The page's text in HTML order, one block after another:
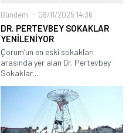
Gündem 08/11/2025 14:36
DR. PERTEVBEY SOKAKLAR
YENİLENİYOR
Çorum’un en eski sokakları
arasında yer alan Dr. Pertevbey
Sokaklar...